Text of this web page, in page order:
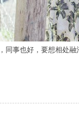
同事也好，要想相处